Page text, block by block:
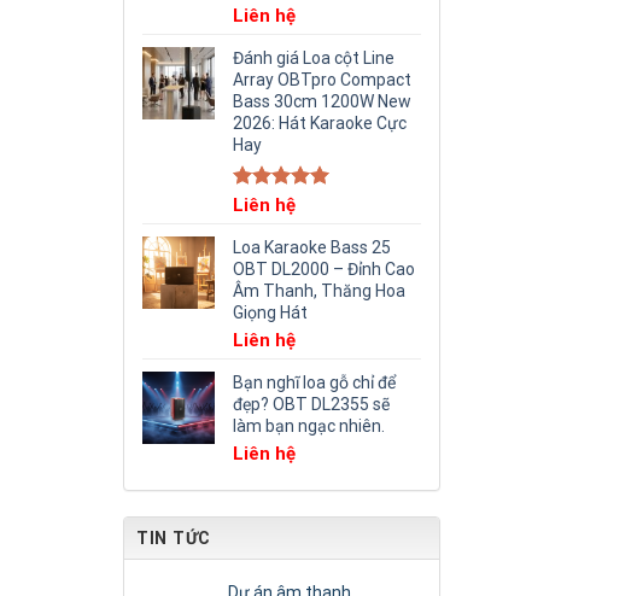
Liên hệ
Đánh giá Loa cột Line
Array OBTpro Compact
Bass 30cm 1200W New
2026: Hát Karaoke Cực
Hay
Rated5.00
Liên hệ
Loa Karaoke Bass 25
OBT DL2000 – Đỉnh Cao
Âm Thanh, Thăng Hoa
Giọng Hát
Liên hệ
Bạn nghĩ loa gỗ chỉ để
đẹp? OBT DL2355 sẽ
làm bạn ngạc nhiên.
Liên hệ
TIN TỨC